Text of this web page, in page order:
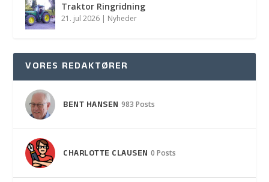
Traktor Ringridning
21. jul 2026 | Nyheder
VORES REDAKTØRER
BENT HANSEN 983 Posts
CHARLOTTE CLAUSEN 0 Posts